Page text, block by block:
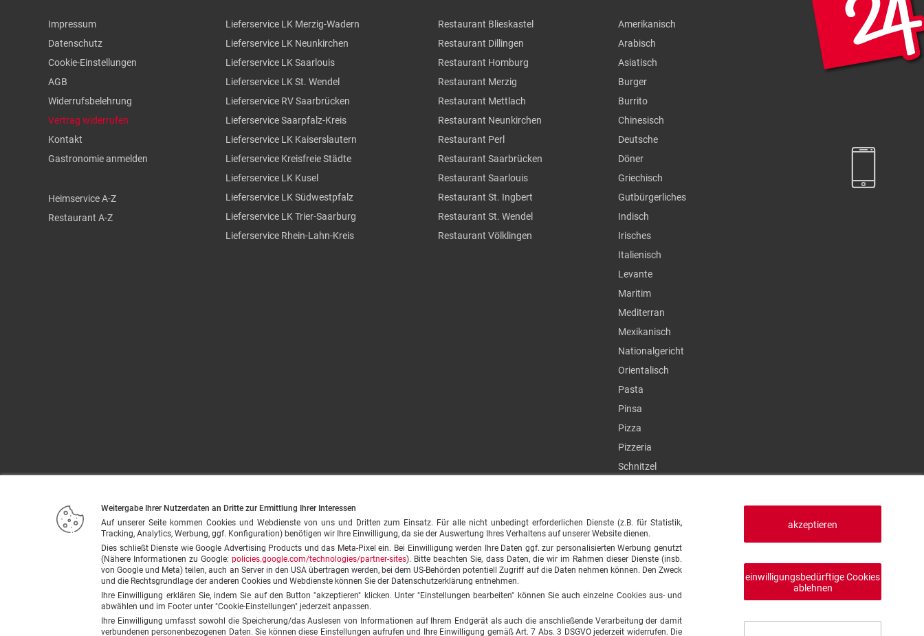
Impressum
Datenschutz
Cookie-Einstellungen
AGB
Widerrufsbelehrung
Vertrag widerrufen
Kontakt
Gastronomie anmelden
Heimservice A-Z
Restaurant A-Z
Lieferservice LK Merzig-Wadern
Lieferservice LK Neunkirchen
Lieferservice LK Saarlouis
Lieferservice LK St. Wendel
Lieferservice RV Saarbrücken
Lieferservice Saarpfalz-Kreis
Lieferservice LK Kaiserslautern
Lieferservice Kreisfreie Städte
Lieferservice LK Kusel
Lieferservice LK Südwestpfalz
Lieferservice LK Trier-Saarburg
Lieferservice Rhein-Lahn-Kreis
Restaurant Blieskastel
Restaurant Dillingen
Restaurant Homburg
Restaurant Merzig
Restaurant Mettlach
Restaurant Neunkirchen
Restaurant Perl
Restaurant Saarbrücken
Restaurant Saarlouis
Restaurant St. Ingbert
Restaurant St. Wendel
Restaurant Völklingen
Amerikanisch
Arabisch
Asiatisch
Burger
Burrito
Chinesisch
Deutsche
Döner
Griechisch
Gutbürgerliches
Indisch
Irisches
Italienisch
Levante
Maritim
Mediterran
Mexikanisch
Nationalgericht
Orientalisch
Pasta
Pinsa
Pizza
Pizzeria
Schnitzel
Thailändisch
Türkisch
Vegan
Weitergabe Ihrer Nutzerdaten an Dritte zur Ermittlung Ihrer Interessen
Auf unserer Seite kommen Cookies und Webdienste von uns und Dritten zum Einsatz. Für alle nicht unbedingt erforderlichen Dienste (z.B. für Statistik,
Tracking, Analytics, Werbung, ggf. Konfiguration) benötigen wir Ihre Einwilligung, da sie der Auswertung Ihres Verhaltens auf unserer Website dienen.
Dies schließt Dienste wie Google Advertising Products und das Meta-Pixel ein. Bei Einwilligung werden Ihre Daten ggf. zur personalisierten Werbung genutzt
(Nähere Informationen zu Google:policies.google.com/technologies/partner-sites). Bitte beachten Sie, dass Daten, die wir im Rahmen dieser Dienste (insb.
von Google und Meta) teilen, auch an Server in den USA übertragen werden, bei dem US-Behörden potentiell Zugriff auf die Daten nehmen können. Den Zweck
und die Rechtsgrundlage der anderen Cookies und Webdienste können Sie der Datenschutzerklärung entnehmen.
Ihre Einwilligung erklären Sie, indem Sie auf den Button "akzeptieren" klicken. Unter "Einstellungen bearbeiten" können Sie auch einzelne Cookies aus- und
abwählen und im Footer unter "Cookie-Einstellungen" jederzeit anpassen.
Ihre Einwilligung umfasst sowohl die Speicherung/das Auslesen von Informationen auf Ihrem Endgerät als auch die anschließende Verarbeitung der damit
verbundenen personenbezogenen Daten. Sie können diese Einstellungen aufrufen und Ihre Einwilligung gemäß Art. 7 Abs. 3 DSGVO jederzeit widerrufen. Die
akzeptieren
einwilligungsbedürftige Cookies
ablehnen